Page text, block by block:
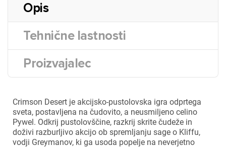
Opis
Tehnične lastnosti
Proizvajalec
Crimson Desert je akcijsko-pustolovska igra odprtega
sveta, postavljena na čudovito, a neusmiljeno celino
Pywel. Odkrij pustolovščine, razkrij skrite čudeže in
doživi razburljivo akcijo ob spremljanju sage o Kliffu,
vodji Greymanov, ki ga usoda popelje na neverjetno